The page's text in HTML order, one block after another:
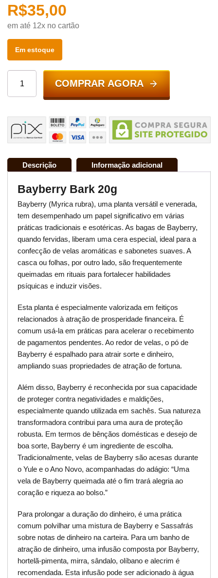
R$35,00
em até 12x no cartão
Em estoque
COMPRAR AGORA
Descrição Informação adicional
Bayberry Bark 20g
Bayberry (Myrica rubra), uma planta versátil e venerada,
tem desempenhado um papel significativo em várias
práticas tradicionais e esotéricas. As bagas de Bayberry,
quando fervidas, liberam uma cera especial, ideal para a
confecção de velas aromáticas e sabonetes suaves. A
casca ou folhas, por outro lado, são frequentemente
queimadas em rituais para fortalecer habilidades
psíquicas e induzir visões.
Esta planta é especialmente valorizada em feitiços
relacionados à atração de prosperidade financeira. É
comum usá-la em práticas para acelerar o recebimento
de pagamentos pendentes. Ao redor de velas, o pó de
Bayberry é espalhado para atrair sorte e dinheiro,
ampliando suas propriedades de atração de fortuna.
Além disso, Bayberry é reconhecida por sua capacidade
de proteger contra negatividades e maldições,
especialmente quando utilizada em sachês. Sua natureza
transformadora contribui para uma aura de proteção
robusta. Em termos de bênçãos domésticas e desejo de
boa sorte, Bayberry é um ingrediente de escolha.
Tradicionalmente, velas de Bayberry são acesas durante
o Yule e o Ano Novo, acompanhadas do adágio: “Uma
vela de Bayberry queimada até o fim trará alegria ao
coração e riqueza ao bolso.”
Para prolongar a duração do dinheiro, é uma prática
comum polvilhar uma mistura de Bayberry e Sassafrás
sobre notas de dinheiro na carteira. Para um banho de
atração de dinheiro, uma infusão composta por Bayberry,
hortelã-pimenta, mirra, sândalo, olíbano e alecrim é
recomendada. Esta infusão pode ser adicionado à água